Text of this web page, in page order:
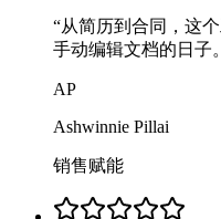
“从简历到合同，这
手动编辑文档的日子。
AP
Ashwinnie Pillai
销售赋能